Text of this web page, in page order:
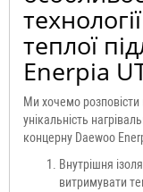
теплої
Enerpia
Ми хочемо
унікальність
концерну Daewoo
Внутрішня
витримувати